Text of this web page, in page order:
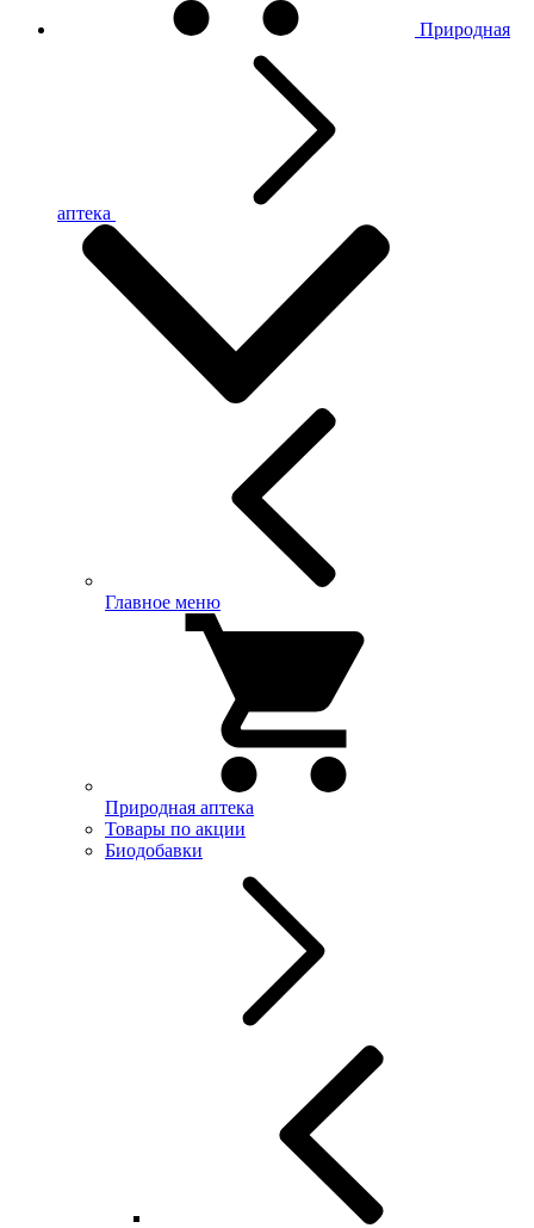
Природная
аптека
Главное меню
Природная аптека
Товары по акции
Биодобавки